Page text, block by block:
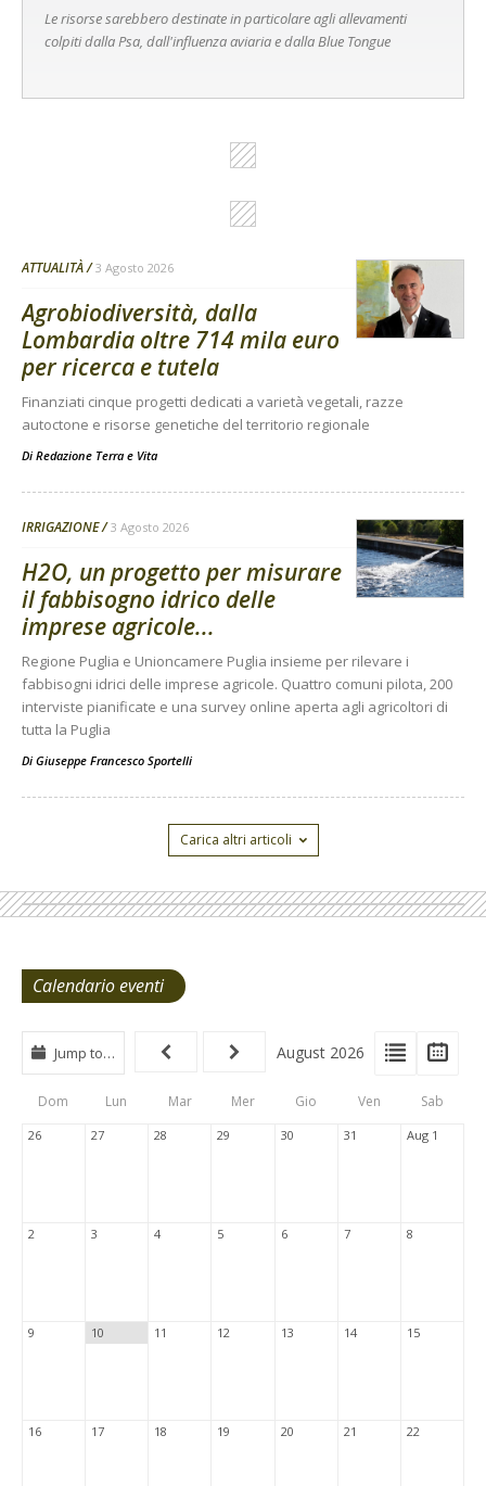
Le risorse sarebbero destinate in particolare agli allevamenti
colpiti dalla Psa, dall'influenza aviaria e dalla Blue Tongue
ATTUALITÀ 3 Agosto 2026
Agrobiodiversità, dalla
Lombardia oltre 714 mila euro
per ricerca e tutela
Finanziati cinque progetti dedicati a varietà vegetali, razze
autoctone e risorse genetiche del territorio regionale
Di Redazione Terra e Vita
IRRIGAZIONE 3 Agosto 2026
H2O, un progetto per misurare
il fabbisogno idrico delle
imprese agricole...
Regione Puglia e Unioncamere Puglia insieme per rilevare i
fabbisogni idrici delle imprese agricole. Quattro comuni pilota, 200
interviste pianificate e una survey online aperta agli agricoltori di
tutta la Puglia
Di Giuseppe Francesco Sportelli
Carica altri articoli
Calendario eventi
View
Type
Tabs
View
List
Jump to… August 2026
Dom Lun Mar Mer Gio Ven Sab
26 27 28 29 30 31 Aug 1
2 3 4 5 6 7 8
9 10 11 12 13 14 15
16 17 18 19 20 21 22